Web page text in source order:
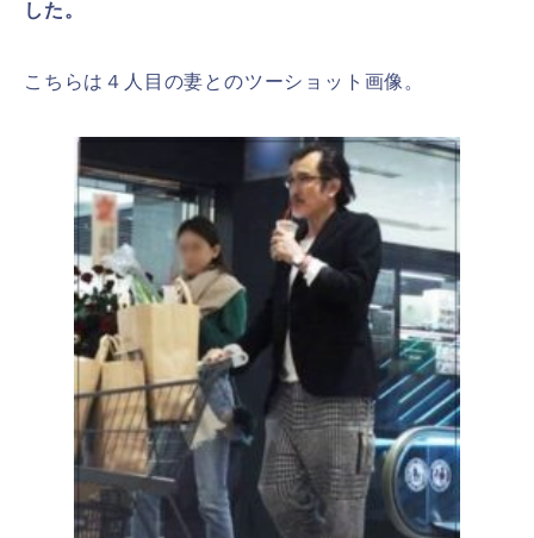
した。
こちらは４人目の妻とのツーショット画像。